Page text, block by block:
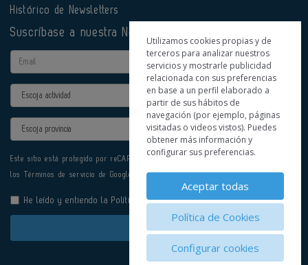
Histórico de Newsletters
Suscríbase a nuestra Newsletter
Email
Actividad
Provincia
Este sitio está protegido por reCAPTCHA y se aplican la
los Términos de servicio de Google.
He leído y entiendo la Política de Privacidad
Enviar
Utilizamos cookies propias y de
terceros para analizar nuestros
servicios y mostrarle publicidad
relacionada con sus preferencias
en base a un perfil elaborado a
partir de sus hábitos de
navegación (por ejemplo, páginas
visitadas o videos vistos). Puedes
obtener más información y
configurar sus preferencias.
Aceptar todas
Política de Cookies
Configurar cookies